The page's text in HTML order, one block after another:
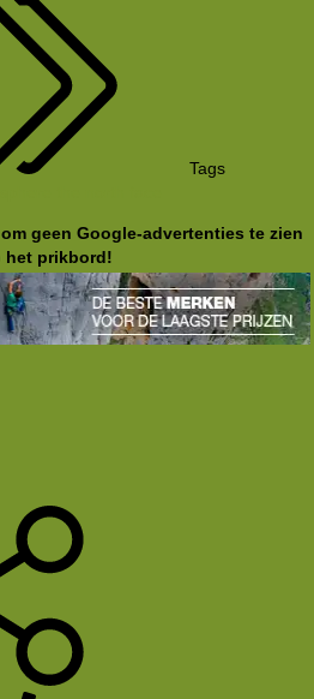
Tags
om geen Google-advertenties te zien
het prikbord!